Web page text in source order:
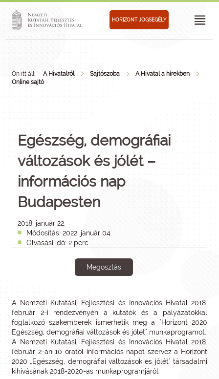
HORIZONT JOGSEGÉLY
Ön itt áll: A Hivatalról Sajtószoba
A Hivatal a hírekben
Online sajtó
Egészség, demográfiai
változások és jólét –
információs nap
Budapesten
2018. január 22.
Módosítás: 2022. január 04.
Olvasási idő: 2 perc
Megosztás
A Nemzeti Kutatási, Fejlesztési és Innovációs Hivatal 2018.
február 2-i rendezvényén a kutatók és a pályázatokkal
foglalkozó szakemberek ismerhetik meg a "Horizont 2020
Egészség, demográfiai változások és jólét" munkaprogramot.
A Nemzeti Kutatási, Fejlesztési és Innovációs Hivatal 2018.
február 2-án 10 órától információs napot szervez a Horizont
2020 „Egészség, demográfiai változások és jólét" társadalmi
kihívásának 2018-2020-as munkaprogramjáról.